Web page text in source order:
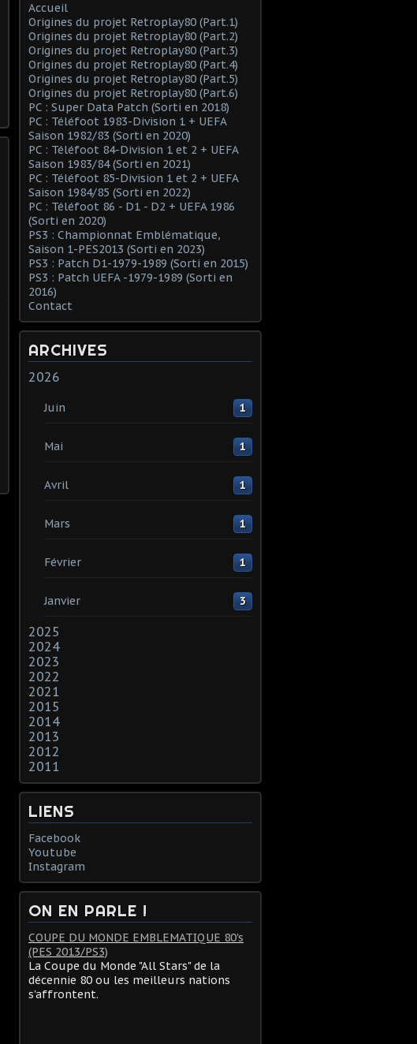
Accueil
Origines du projet Retroplay80 (Part.1)
Origines du projet Retroplay80 (Part.2)
Origines du projet Retroplay80 (Part.3)
Origines du projet Retroplay80 (Part.4)
Origines du projet Retroplay80 (Part.5)
Origines du projet Retroplay80 (Part.6)
PC : Super Data Patch (Sorti en 2018)
PC : Téléfoot 1983-Division 1 + UEFA
Saison 1982/83 (Sorti en 2020)
PC : Téléfoot 84-Division 1 et 2 + UEFA
Saison 1983/84 (Sorti en 2021)
PC : Téléfoot 85-Division 1 et 2 + UEFA
Saison 1984/85 (Sorti en 2022)
PC : Téléfoot 86 - D1 - D2 + UEFA 1986
(Sorti en 2020)
PS3 : Championnat Emblématique,
Saison 1-PES2013 (Sorti en 2023)
PS3 : Patch D1-1979-1989 (Sorti en 2015)
PS3 : Patch UEFA -1979-1989 (Sorti en
2016)
Contact
ARCHIVES
2026
Juin 1
Mai 1
Avril 1
Mars 1
Février 1
Janvier 3
2025
2024
2023
2022
2021
2015
2014
2013
2012
2011
LIENS
Facebook
Youtube
Instagram
ON EN PARLE !
COUPE DU MONDE EMBLEMATIQUE 80's
(PES 2013/PS3)
La Coupe du Monde "All Stars" de la
décennie 80 ou les meilleurs nations
s'affrontent.